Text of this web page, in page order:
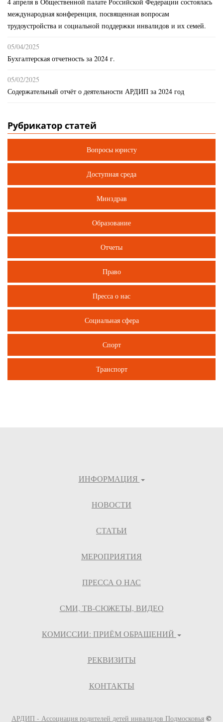
международная конференция, посвященная вопросам
трудоустройства и социальной поддержки инвалидов и их семей.
05/04/2025
Бухгалтерская отчетность за 2024 г.
05/02/2025
Содержательный отчёт о деятельности АРДИП за 2024 год
Рубрикатор статей
Вопросы юристу
Доступная среда
Минздрав
Образование
Отчеты
Право
Пресса о нас
Социальная сфера
Спорт
Транспорт
ИНФОРМАЦИЯ
НОВОСТИ
СТАТЬИ
МЕРОПРИЯТИЯ
ПРЕССА О НАС
СМИ, ТВ-СЮЖЕТЫ, ВИДЕО
КОМИССИИ: ПРИЁМ ОБРАЩЕНИЙ
РЕКВИЗИТЫ
КОНТАКТЫ
АРДИП - Ассоциация родителей детей инвалидов Подмосковья ©